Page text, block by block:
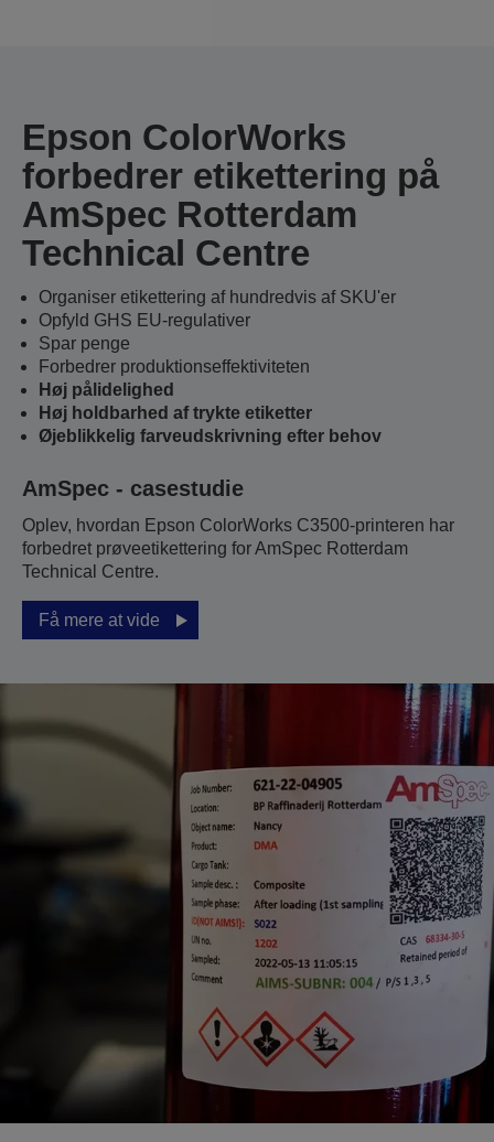
Epson ColorWorks
forbedrer etikettering på
AmSpec Rotterdam
Technical Centre
Organiser etikettering af hundredvis af SKU'er
Opfyld GHS EU-regulativer
Spar penge
Forbedrer produktionseffektiviteten
Høj pålidelighed
Høj holdbarhed af trykte etiketter
Øjeblikkelig farveudskrivning efter behov
AmSpec - casestudie
Oplev, hvordan Epson ColorWorks C3500-printeren har
forbedret prøveetikettering for AmSpec Rotterdam
Technical Centre.
Få mere at vide